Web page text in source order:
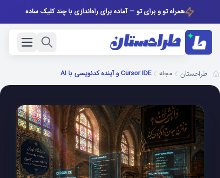
همراه تو و برای تو — آماده برای راه‌اندازی با چند کلیک ساده
طراحستان مجله Cursor IDE و آینده کدنویسی با AI